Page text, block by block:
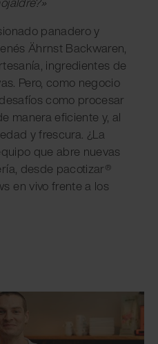
panadero y
Ährnst Backwaren,
ingredientes de
Pero, como negocio
como procesar
manera eficiente y, al
y frescura. ¿La
que abre nuevas
desde pacotizar®
en vivo frente a los